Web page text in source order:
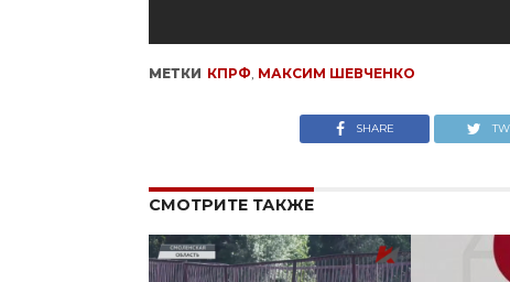
МЕТКИ КПРФ, МАКСИМ ШЕВЧЕНКО
SHARE
СМОТРИТЕ ТАКЖЕ